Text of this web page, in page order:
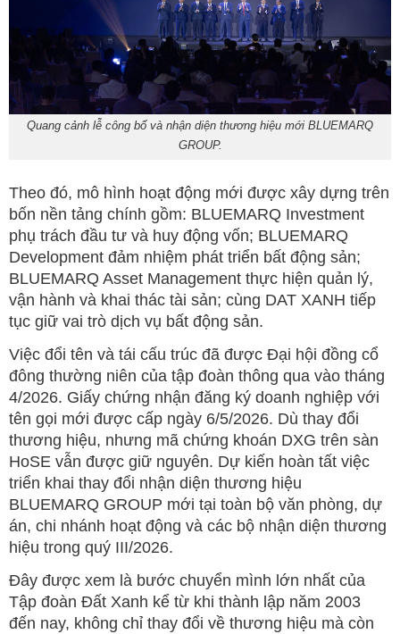
Quang cảnh lễ công bố và nhận diện thương hiệu mới BLUEMARQ
GROUP.
Theo đó, mô hình hoạt động mới được xây dựng trên
bốn nền tảng chính gồm: BLUEMARQ Investment
phụ trách đầu tư và huy động vốn; BLUEMARQ
Development đảm nhiệm phát triển bất động sản;
BLUEMARQ Asset Management thực hiện quản lý,
vận hành và khai thác tài sản; cùng DAT XANH tiếp
tục giữ vai trò dịch vụ bất động sản.
Việc đổi tên và tái cấu trúc đã được Đại hội đồng cổ
đông thường niên của tập đoàn thông qua vào tháng
4/2026. Giấy chứng nhận đăng ký doanh nghiệp với
tên gọi mới được cấp ngày 6/5/2026. Dù thay đổi
thương hiệu, nhưng mã chứng khoán DXG trên sàn
HoSE vẫn được giữ nguyên. Dự kiến hoàn tất việc
triển khai thay đổi nhận diện thương hiệu
BLUEMARQ GROUP mới tại toàn bộ văn phòng, dự
án, chi nhánh hoạt động và các bộ nhận diện thương
hiệu trong quý III/2026.
Đây được xem là bước chuyển mình lớn nhất của
Tập đoàn Đất Xanh kể từ khi thành lập năm 2003
đến nay, không chỉ thay đổi về thương hiệu mà còn